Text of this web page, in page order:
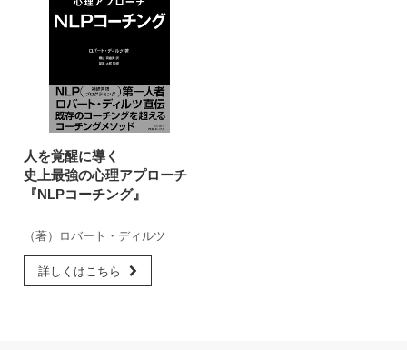
人を覚醒に導く
史上最強の心理アプローチ
『NLPコーチング』
（著）ロバート・ディルツ
詳しくはこちら